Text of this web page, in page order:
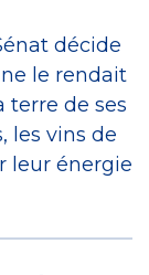
décide
le rendait
terre de ses
les vins de
leur énergie